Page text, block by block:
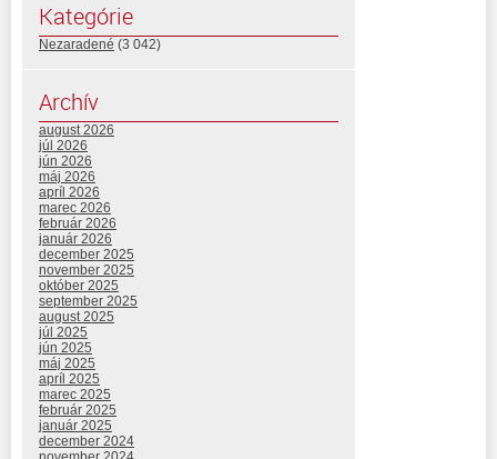
Kategórie
Nezaradené (3 042)
Archív
august 2026
júl 2026
jún 2026
máj 2026
apríl 2026
marec 2026
február 2026
január 2026
december 2025
november 2025
október 2025
september 2025
august 2025
júl 2025
jún 2025
máj 2025
apríl 2025
marec 2025
február 2025
január 2025
december 2024